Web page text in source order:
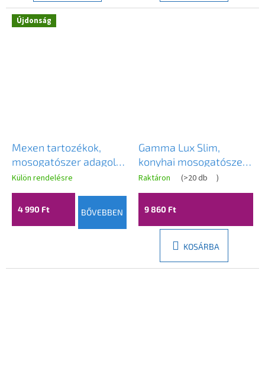
Újdonság
Mexen tartozékok,
mosogatószer adagoló
mosogatóhoz, fekete,
6601320-70
Külön rendelésre
4 990 Ft BŐVEBBEN
Gamma Lux Slim,
konyhai mosogatószer
adagoló 400ml, matt
fekete, GMA-LUX-
SLIM-BK
Raktáron (>20 db )
9 860 Ft
KOSÁRBA